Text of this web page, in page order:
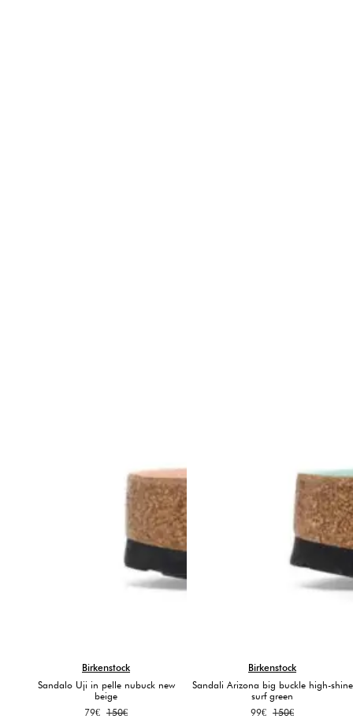
Birkenstock
Sandalo Uji in pelle nubuck new
beige
150€
Il79€
Il
Birkenstock
Sandali Arizona big buckle high-shine
surf green
150€
Il
99€
Il